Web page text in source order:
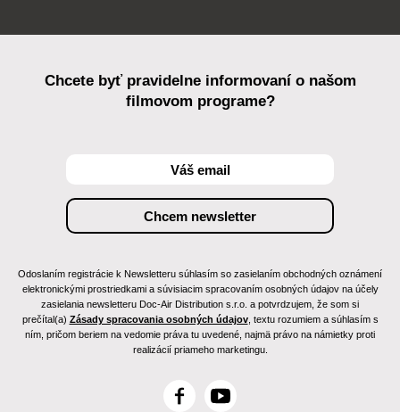
Chcete byť pravidelne informovaní o našom
filmovom programe?
Odoslaním registrácie k Newsletteru súhlasím so zasielaním obchodných oznámení
elektronickými prostriedkami a súvisiacim spracovaním osobných údajov na účely
zasielania newsletteru Doc-Air Distribution s.r.o. a potvrdzujem, že som si
prečítal(a) Zásady spracovania osobných údajov, textu rozumiem a súhlasím s
ním, pričom beriem na vedomie práva tu uvedené, najmä právo na námietky proti
realizácií priameho marketingu.
F
Y